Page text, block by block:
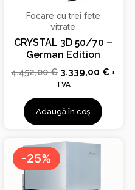
Focare cu trei fete
vitrate
CRYSTAL 3D 50/70 –
German Edition
4.452,00€ 3.339,00€ +
TVA
Adaugă în coș
-25%
Prețul
a